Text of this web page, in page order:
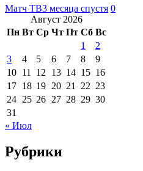
Матч ТВ3 месяца спустя 0
Август 2026
Пн Вт Ср Чт Пт Сб Вс
1
2
3
4 5 6 7 8
9
10 11 12 13 14 15 16
17 18 19 20 21 22 23
24 25 26 27 28 29 30
31
« Июл
Рубрики